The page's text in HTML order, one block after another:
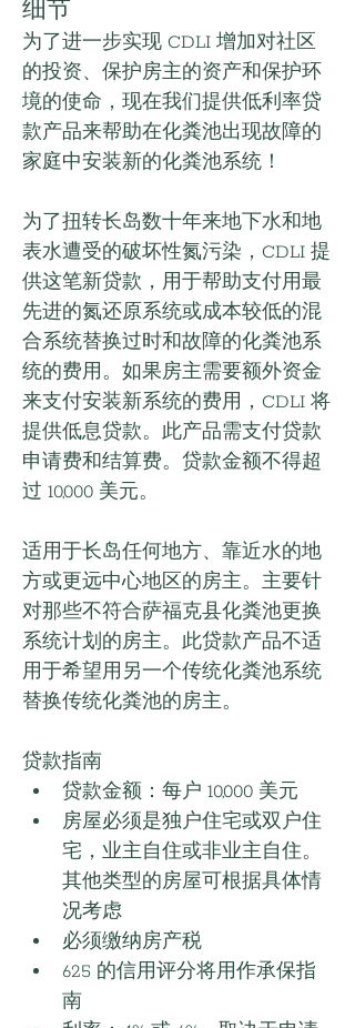
细节
为了进一步实现 CDLI 增加对社区
的投资、保护房主的资产和保护环
境的使命，现在我们提供低利率贷
款产品来帮助在化粪池出现故障的
家庭中安装新的化粪池系统！
为了扭转长岛数十年来地下水和地
表水遭受的破坏性氮污染，CDLI 提
供这笔新贷款，用于帮助支付用最
先进的氮还原系统或成本较低的混
合系统替换过时和故障的化粪池系
统的费用。如果房主需要额外资金
来支付安装新系统的费用，CDLI 将
提供低息贷款。此产品需支付贷款
申请费和结算费。贷款金额不得超
过 10,000 美元。
适用于长岛任何地方、靠近水的地
方或更远中心地区的房主。主要针
对那些不符合萨福克县化粪池更换
系统计划的房主。此贷款产品不适
用于希望用另一个传统化粪池系统
替换传统化粪池的房主。
贷款指南
贷款金额：每户 10,000 美元
房屋必须是独户住宅或双户住
宅，业主自住或非业主自住。
其他类型的房屋可根据具体情
况考虑
必须缴纳房产税
625 的信用评分将用作承保指
南